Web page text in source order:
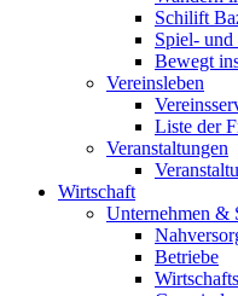
Schilift
Spiel- und
Bewegt
Vereinsleben
Liste der
Veranstaltungen
Wirtschaft
Unternehmen &
Betriebe